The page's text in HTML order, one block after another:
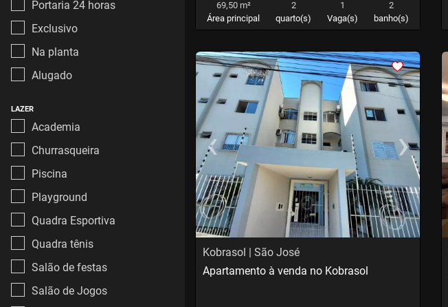
Portaria 24 horas
Exclusivo
Na planta
Alugado
LAZER
Academia
Churrasqueira
Piscina
Playground
Quadra Esportiva
Quadra tênis
Salão de festas
Salão de Jogos
69,50 m²
Área principal
2
quarto(s)
1
Vaga(s)
2
banho(s)
<<<<
‹Previous ›Next
Kobrasol | São José
Apartamento à venda no Kobrasol
<